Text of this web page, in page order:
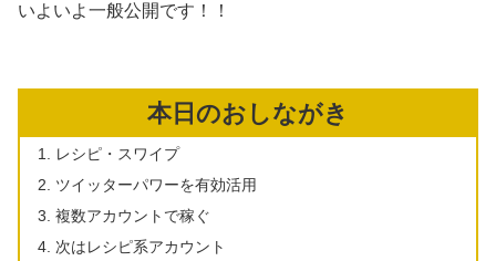
いよいよ一般公開です！！
本日のおしながき
レシピ・スワイプ
ツイッターパワーを有効活用
複数アカウントで稼ぐ
次はレシピ系アカウント